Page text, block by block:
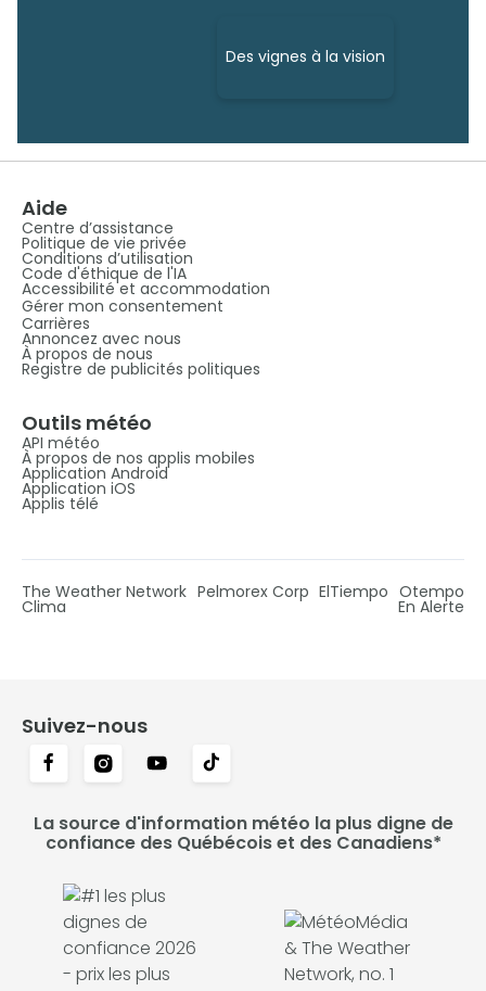
Des vignes à la vision
Aide
Centre d’assistance
Politique de vie privée
Conditions d’utilisation
Code d'éthique de l'IA
Accessibilité et accommodation
Gérer mon consentement
Carrières
Annoncez avec nous
À propos de nous
Registre de publicités politiques
Outils météo
API météo
À propos de nos applis mobiles
Application Android
Application iOS
Applis télé
The Weather Network Pelmorex Corp ElTiempo Otempo
Clima En Alerte
Suivez-nous
La source d'information météo la plus digne de
confiance des Québécois et des Canadiens*